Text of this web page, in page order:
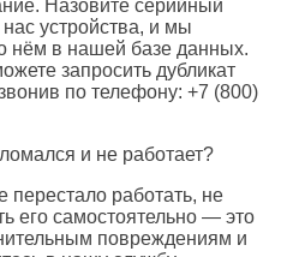
Назовите серийный
устройства, и мы
в нашей базе данных.
запросить дубликат
по телефону: +7 (800)
и не работает?
работать, не
его самостоятельно — это
повреждениям и